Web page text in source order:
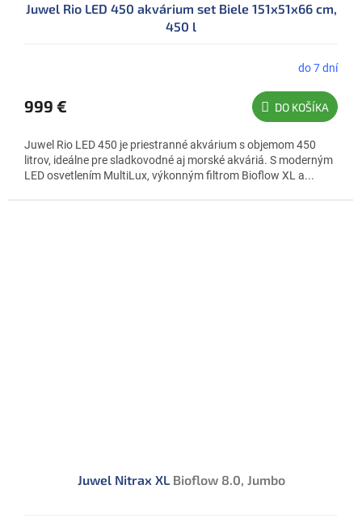
A
M
O
Juwel Rio LED 450 akvárium set Biele 151x51x66 cm,
450 l
produktu
je
z
5
hviezdičiek.
do 7 dní
999 € DO KOŠÍKA
Juwel Rio LED 450 je priestranné akvárium s objemom 450
litrov, ideálne pre sladkovodné aj morské akváriá. S moderným
LED osvetlením MultiLux, výkonným filtrom Bioflow XL a...
Juwel Nitrax XL Bioflow 8.0, Jumbo